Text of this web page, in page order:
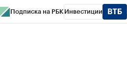
Подписка на РБК Инвестиции